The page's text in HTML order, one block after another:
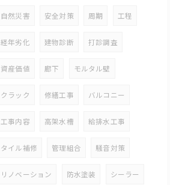
自然災害 安全対策 周期 工程
経年劣化 建物診断 打診調査
資産価値 廊下 モルタル壁
クラック 修繕工事 バルコニー
工事内容 高架水槽 給排水工事
タイル補修 管理組合 騒音対策
リノベーション 防水塗装 シーラー